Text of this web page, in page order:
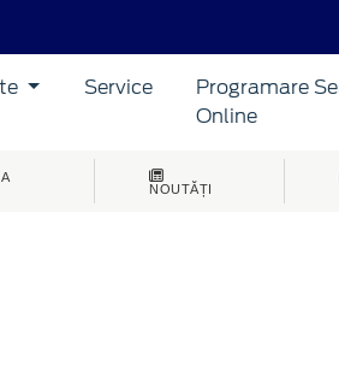
Service
Programare
Online
NOUTĂȚI